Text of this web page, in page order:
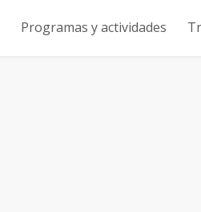
Programas y actividades